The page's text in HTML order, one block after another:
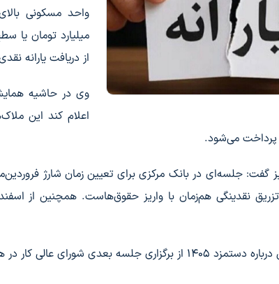
میلیارد تومان
از دریافت یارانه
وی در حاشیه
اعلام کند این
پرداخت می‌شود.
گفت: جلسه‌ای در بانک مرکزی برای تعیین زمان شارژ
تزریق نقدینگی هم‌زمان با واریز حقوق‌هاست. همچنین از
عالی کار در هفته آینده خبر داد.